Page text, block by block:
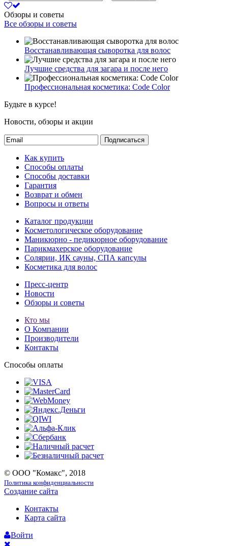
Обзоры и советы
Все обзоры и советы
Восстанавливающая сыворотка для волос
Лучшие средства для загара и после него
Профессиональная косметика: Code Color
Будьте в курсе!
Новости, обзоры и акции
Подписаться
Как купить
Способы оплаты
Способы доставки
Гарантия
Возврат и обмен
Вопросы и ответы
Каталог продукции
Косметологическое оборудование
Маникюрно - педикюрное оборудование
Парикмахерское оборудование
Солярии, ИК сауны, СПА капсулы
Косметика для волос
Пресс-центр
Новости
Обзоры и советы
Кто мы
О Компании
Производители
Контакты
Способы оплаты
© ООО "Комакс", 2018
Политика конфиденциальности
Создание сайта
Контакты
Карта сайта
Войти